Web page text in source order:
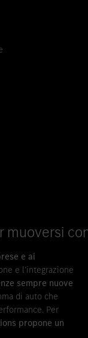
muoversi
e ai
e l’integrazione
sempre nuove
di auto che
Per
propone un